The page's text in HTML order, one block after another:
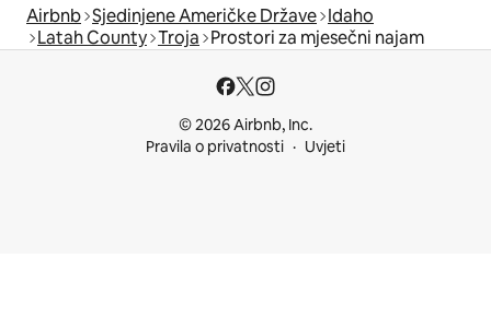
Airbnb Sjedinjene Američke Države Idaho
Latah County Troja Prostori za mjesečni najam
© 2026 Airbnb, Inc.
Pravila o privatnosti
Uvjeti